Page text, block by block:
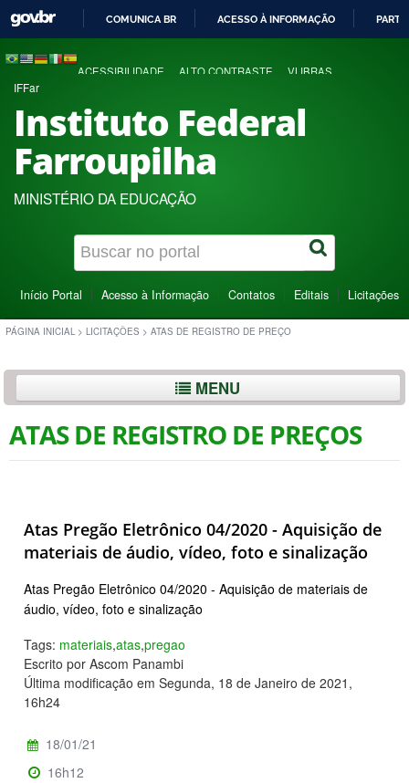
COMUNICA BR ACESSO À INFORMAÇÃO
ACESSIBILIDADE ALTO CONTRASTE VLIBRAS
IFFar
Instituto Federal
Farroupilha
MINISTÉRIO DA EDUCAÇÃO
Início Portal Acesso à Informação Contatos Editais Licitações
PÁGINA INICIAL > LICITAÇÕES > ATAS DE REGISTRO DE PREÇO
MENU
ATAS DE REGISTRO DE PREÇOS
Atas Pregão Eletrônico 04/2020 - Aquisição de
materiais de áudio, vídeo, foto e sinalização
Atas Pregão Eletrônico 04/2020 - Aquisição de materiais de
áudio, vídeo, foto e sinalização
Tags: materiais,atas,pregao
Escrito por Ascom Panambi
Última modificação em Segunda, 18 de Janeiro de 2021,
16h24
18/01/21
16h12